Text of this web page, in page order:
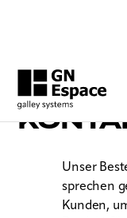
Unser
sprechen
Kunden,